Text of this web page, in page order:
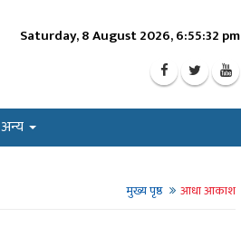
Saturday, 8 August 2026, 6:55:34 pm
अन्य
मुख्य पृष्ठ आधा आकाश